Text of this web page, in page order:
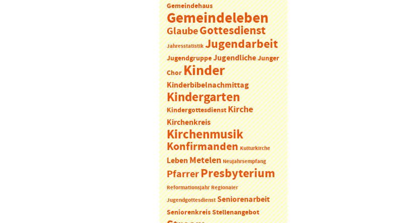
Gemeindehaus
Gemeindeleben
GlaubeGottesdienst
Jahresstatistik Jugendarbeit
Jugendgruppe Jugendliche Junger
Chor Kinder
Kinderbibelnachmittag
Kindergarten
Kindergottesdienst Kirche
Kirchenkreis
Kirchenmusik
Konfirmanden Kulturkirche
LebenMetelen Neujahrsempfang
PfarrerPresbyterium
Reformationsjahr Regionaler
Jugendgottesdienst Seniorenarbeit
Seniorenkreis Stellenangebot